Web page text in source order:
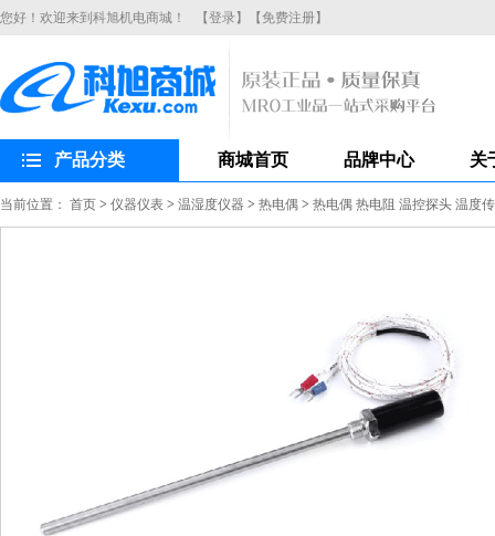
您好！欢迎来到科旭机电商城！ 【登录】 【免费注册】
产品分类 商城首页 品牌中心 关
当前位置： 首页 > 仪器仪表 > 温湿度仪器 > 热电偶 > 热电偶 热电阻 温控探头 温度